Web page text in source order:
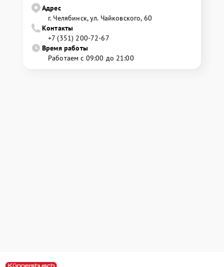
Адрес
г. Челябинск, ул. Чайковского, 60
Контакты
+7 (351) 200-72-67
Время работы
Работаем с 09:00 до 21:00